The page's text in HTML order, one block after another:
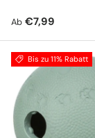
Normaler Preis
Ab €7,99
Bis zu 11% Rabatt